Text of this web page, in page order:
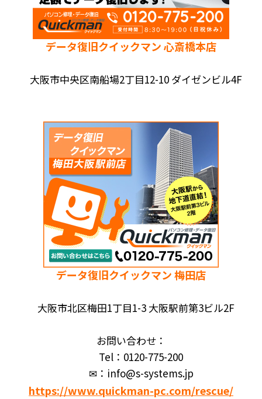
データ復旧クイックマン 心斎橋本店
大阪市中央区南船場2丁目12-10 ダイゼンビル4F
データ復旧クイックマン 梅田店
大阪市北区梅田1丁目1-3 大阪駅前第3ビル2F
お問い合わせ：
Tel：0120-775-200
✉：info@s-systems.jp
https://www.quickman-pc.com/rescue/